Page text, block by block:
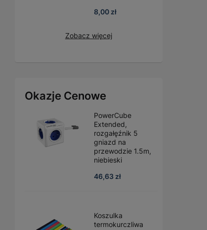
8,00 zł
Zobacz więcej
Okazje Cenowe
PowerCube
Extended,
rozgałęźnik 5
gniazd na
przewodzie 1.5m,
niebieski
46,63 zł
Koszulka
termokurczliwa